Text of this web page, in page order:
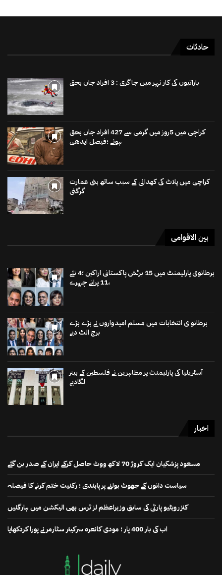
حادثات
باراتیوں کی کار نہر میں جاگری : 3 افراد جاں بحق
کراچی میں 5روز میں گرمی سے 427 افراد جاں بحق
ہوئے ؛فیصل ایدھی
کراچی میں پلاٹ کی کھدائی کے سبب ساتھ بنی عمارت
گرگئی
بین الاقوامی
برطانوی پارلیمنٹ میں 15 برٹش پاکستانی اراکین ؛4 نئے
،11 پرانے چہرے
برطانو ی انتخابات میں مسلم امیدواروں نے بڑے بڑے
برج الٹ دیے
آسٹریلیا کی پارلیمنٹ پر مظاہرین نے فلسطین کے بینر
لگادیے
اخبار
مسعود پزشکیان ایک کروڑ 70 لاکھ ووٹ حاصل کرکے ایران کے صدر بن گئے
سیاست دانوں کے جھوٹ بولنے پر پابندی ؛ رکنیت ختم کرنے کا فیصلہ
کنزرویٹیو پارٹی کی سابق وزیراعظم لز ٹرس بھی الیکشن میں ہارگئیں
اب کی بار 400 پار ؛ مودی کانعرہ سرکیئر سٹارمر نے پورا کردکھایا